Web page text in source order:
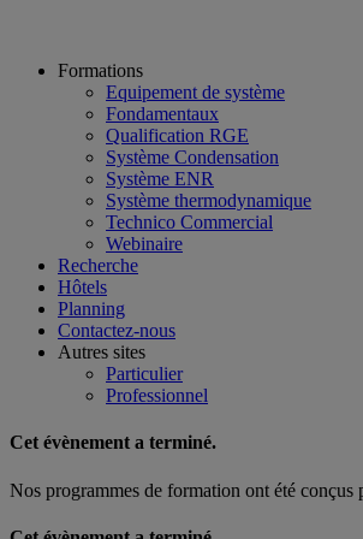
Formations
Equipement de système
Fondamentaux
Qualification RGE
Système Condensation
Système ENR
Système thermodynamique
Technico Commercial
Webinaire
Recherche
Hôtels
Planning
Contactez-nous
Autres sites
Particulier
Professionnel
Cet évènement a terminé.
Nos programmes de formation ont été conçus